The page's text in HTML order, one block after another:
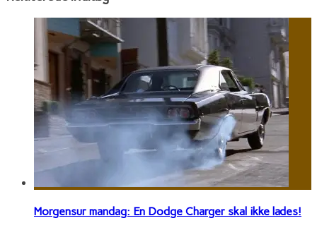
Morgensur mandag: En Dodge Charger skal ikke lades!